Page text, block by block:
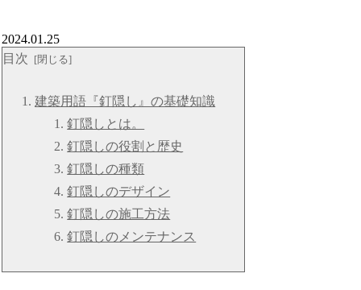
2024.01.25
目次
建築用語『釘隠し』の基礎知識
釘隠しとは。
釘隠しの役割と歴史
釘隠しの種類
釘隠しのデザイン
釘隠しの施工方法
釘隠しのメンテナンス